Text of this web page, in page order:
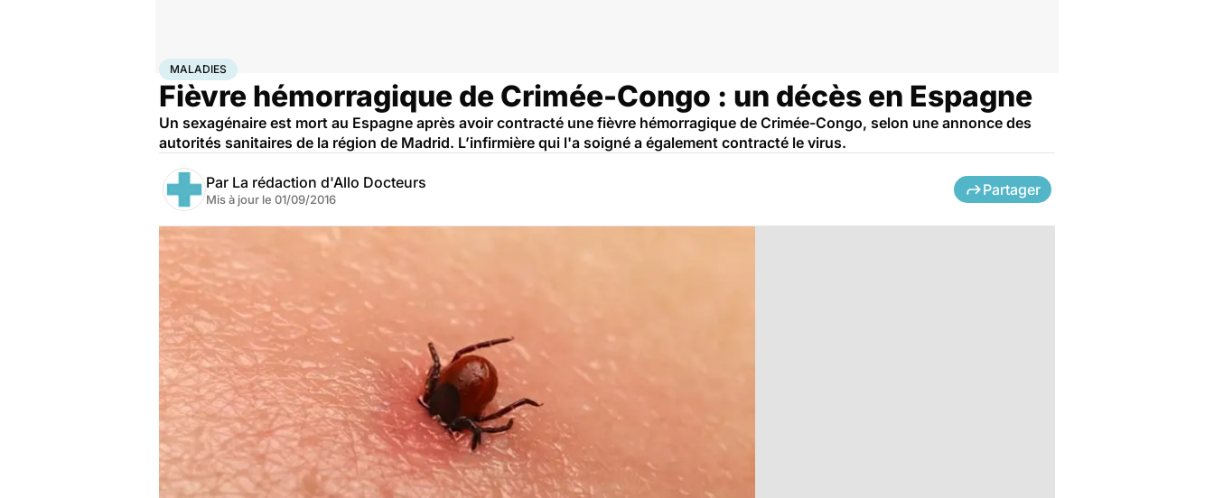
AccueilSanté Maladies
MALADIES
Fièvre hémorragique de Crimée-Congo : un décès en Espagne
Un sexagénaire est mort au Espagne après avoir contracté une fièvre hémorragique de Crimée-Congo, selon une annonce des
autorités sanitaires de la région de Madrid. L’infirmière qui l'a soigné a également contracté le virus.
Par La rédaction d'Allo Docteurs
Mis à jour le 01/09/2016
Partager